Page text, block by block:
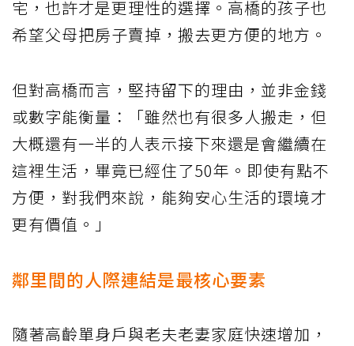
宅，也許才是更理性的選擇。高橋的孩子也
希望父母把房子賣掉，搬去更方便的地方。
但對高橋而言，堅持留下的理由，並非金錢
或數字能衡量：「雖然也有很多人搬走，但
大概還有一半的人表示接下來還是會繼續在
這裡生活，畢竟已經住了50年。即使有點不
方便，對我們來說，能夠安心生活的環境才
更有價值。」
鄰里間的人際連結是最核心要素
隨著高齡單身戶與老夫老妻家庭快速增加，